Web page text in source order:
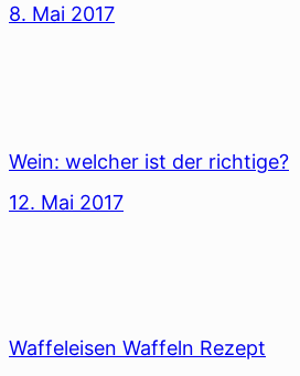
8. Mai 2017
Wein: welcher ist der richtige?
12. Mai 2017
Waffeleisen Waffeln Rezept